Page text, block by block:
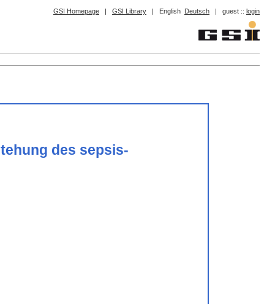
GSI Homepage | GSI Library | English Deutsch | guest :: login
des sepsis-